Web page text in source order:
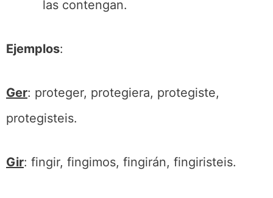
las contengan.
Ejemplos:
Ger: proteger, protegiera, protegiste,
protegisteis.
Gir: fingir, fingimos, fingirán, fingiristeis.